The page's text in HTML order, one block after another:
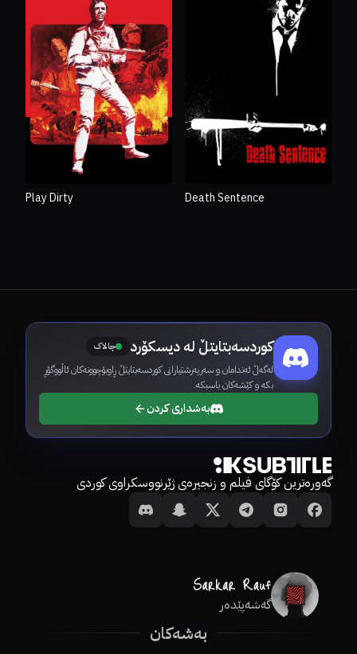
Play Dirty Death Sentence
کوردسەبتایتڵ لە دیسکۆرد چالاک
لەگەڵ ئەندامان و سەرپەرشتیارانی کوردسەبتایتڵ ڕاوبۆچوونەکان ئاڵووگۆڕ
بکە و کێشەکان باسبکە.
بەشداری کردن
گەورەترین کۆگای فیلم و زنجیرەی ژێرنووسکراوی کوردی
گەشەپێدەر
بەشەکان